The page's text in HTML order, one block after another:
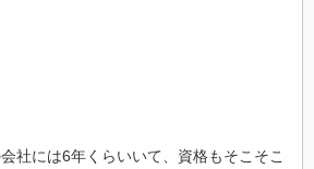
社には6年くらいいて、資格もそこそこ